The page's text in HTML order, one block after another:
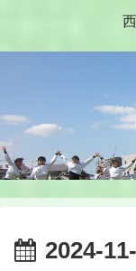
2024-